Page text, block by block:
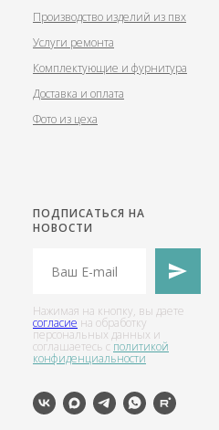
Производство изделий из пвх
Услуги ремонта
Комплектующие и фурнитура
Доставка и оплата
Фото из цеха
ПОДПИСАТЬСЯ НА
НОВОСТИ
Нажимая на кнопку, вы даете
согласие на обработку
персональных данных и
соглашаетесь c политикой
конфиденциальности